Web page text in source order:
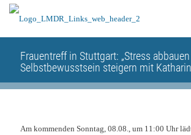
Frauentreff in Stuttgart: „Stress
Selbstbewusstsein steigern mit
Am kommenden Sonntag, 08.08., um 11:00 Uhr